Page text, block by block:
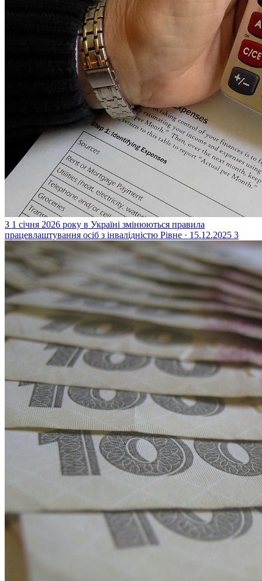
З 1 січня 2026 року в Україні змінюються правила
працевлаштування осіб з інвалідністю Рівне · 15.12.2025 3